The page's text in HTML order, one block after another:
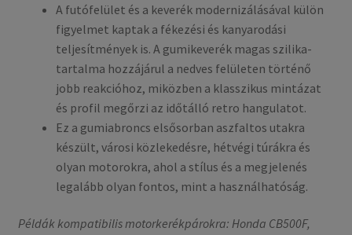
A futófelület és a keverék modernizálásával külön
figyelmet kaptak a fékezési és kanyarodási
teljesítmények is. A gumikeverék magas szilika-
tartalma hozzájárul a nedves felületen történő
jobb reakcióhoz, miközben a klasszikus mintázat
és profil megőrzi az időtálló retro hangulatot.
Ez a gumiabroncs elsősorban aszfaltos utakra
készült, városi közlekedésre, hétvégi túrákra és
olyan motorokra, ahol a stílus és a megjelenés
legalább olyan fontos, mint a használhatóság.
Példák kompatibilis motorkerékpárokra: Honda CB500F,